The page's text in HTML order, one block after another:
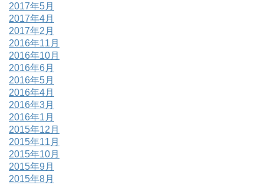
2017年5月
2017年4月
2017年2月
2016年11月
2016年10月
2016年6月
2016年5月
2016年4月
2016年3月
2016年1月
2015年12月
2015年11月
2015年10月
2015年9月
2015年8月